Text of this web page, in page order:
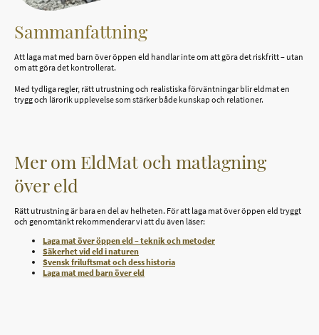
Sammanfattning
Att laga mat med barn över öppen eld handlar inte om att göra det riskfritt – utan
om att göra det kontrollerat.
Med tydliga regler, rätt utrustning och realistiska förväntningar blir eldmat en
trygg och lärorik upplevelse som stärker både kunskap och relationer.
Mer om EldMat och matlagning
över eld
Rätt utrustning är bara en del av helheten. För att laga mat över öppen eld tryggt
och genomtänkt rekommenderar vi att du även läser:
Laga mat över öppen eld – teknik och metoder
Säkerhet vid eld i naturen
Svensk friluftsmat och dess historia
Laga mat med barn över eld